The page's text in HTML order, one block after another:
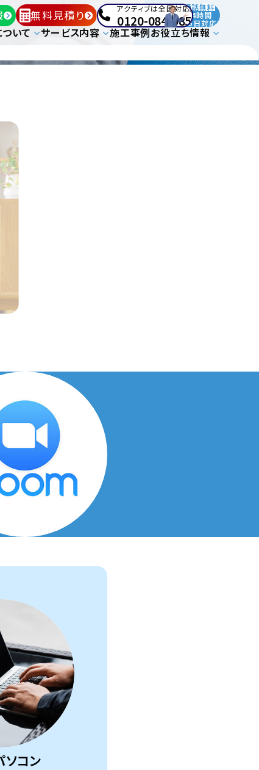
無料見積り アクティブは全国対応!
0120-084-085
通話無料
24時間
365日対応!
ついて サービス内容 施工事例お役立ち情報
ソコン